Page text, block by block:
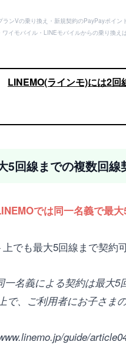
ンVの乗り換え・新規契約のPayPayポイ
イモバイル・LINEモバイルからの乗り換
LINEMO(ラインモ)には2回
5回線までの複数回線
では同一名義で最
でも最大5回線まで契約
一名義による契約は最大
で、ご利用者にお子さま
guide/